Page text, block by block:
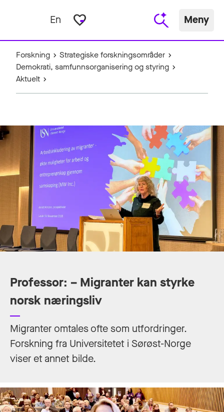
En favorite_border Meny
Forskning
Strategiske forskningsområder
Demokrati, samfunnsorganisering og styring
Aktuelt
Professor: – Migranter kan styrke
norsk næringsliv
Migranter omtales ofte som utfordringer.
Forskning fra Universitetet i Sørøst-Norge
viser et annet bilde.